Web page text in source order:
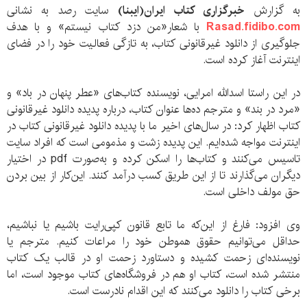
به گزارش خبرگزاری کتاب ایران(ایبنا) سایت رصد به نشانی
Rasad.fidibo.com با شعار«من دزد کتاب نیستم» و با هدف
جلوگیری از دانلود غیرقانونی کتاب، به تازگی فعالیت خود را در فضای
اینترنت آغاز کرده است.
در این راستا اسدالله امرایی، نویسنده کتاب‌های «عطر پنهان در باد» و
«مرد در بند» و مترجم ده‌ها عنوان کتاب، درباره پدیده دانلود غیرقانونی
کتاب اظهار کرد: در سال‌های اخیر ما با پدیده دانلود غیرقانونی کتاب در
اینترنت مواجه شده‌ایم. این پدیده زشت و مذمومی است که افراد سایت
تاسیس می‌کنند و کتاب‌ها را اسکن کرده و به‌صورت pdf در اختیار
دیگران می‌گذارند تا از این طریق کسب درآمد ‌کنند. این‌کار از بین بردن
حق مولف داخلی است.
وی افزود: فارغ از این‌که ما تابع قانون کپی‌رایت باشیم یا نباشیم،
حداقل می‌توانیم حقوق هموطن خود را مراعات کنیم. مترجم یا
نویسنده‌ای زحمت کشیده و دستاورد زحمت او در قالب یک کتاب
منتشر شده است، کتاب او هم در فروشگاه‌های کتاب موجود است، اما
برخی کتاب را دانلود می‌کنند که این اقدام نادرست است.